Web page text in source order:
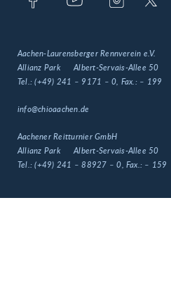
Aachen-Laurensberger Rennverein e.V.
Allianz Park
Albert-Servais-Allee 50
Tel.:(+49) 241 – 9171 – 0 , Fax.: – 199
info@chioaachen.de
Aachener Reitturnier GmbH
Allianz Park
Albert-Servais-Allee 50
Tel.:(+49) 241 – 88927 – 0 , Fax.: – 159